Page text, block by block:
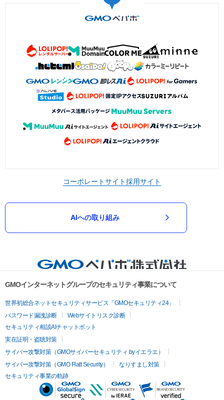
コーポレートサイト採用サイト
AIへの取り組み
GMOインターネットグループのセキュリティ事業について
世界初総合ネットセキュリティサービス「GMOセキュリティ24」
パスワード漏洩診断
Webサイトリスク診断
セキュリティ相談AIチャットボット
実在証明・盗聴対策
サイバー攻撃対策（GMOサイバーセキュリティ byイエラエ）
サイバー攻撃対策（GMO Flatt Security）
なりすまし対策
セキュリティ事業の軌跡